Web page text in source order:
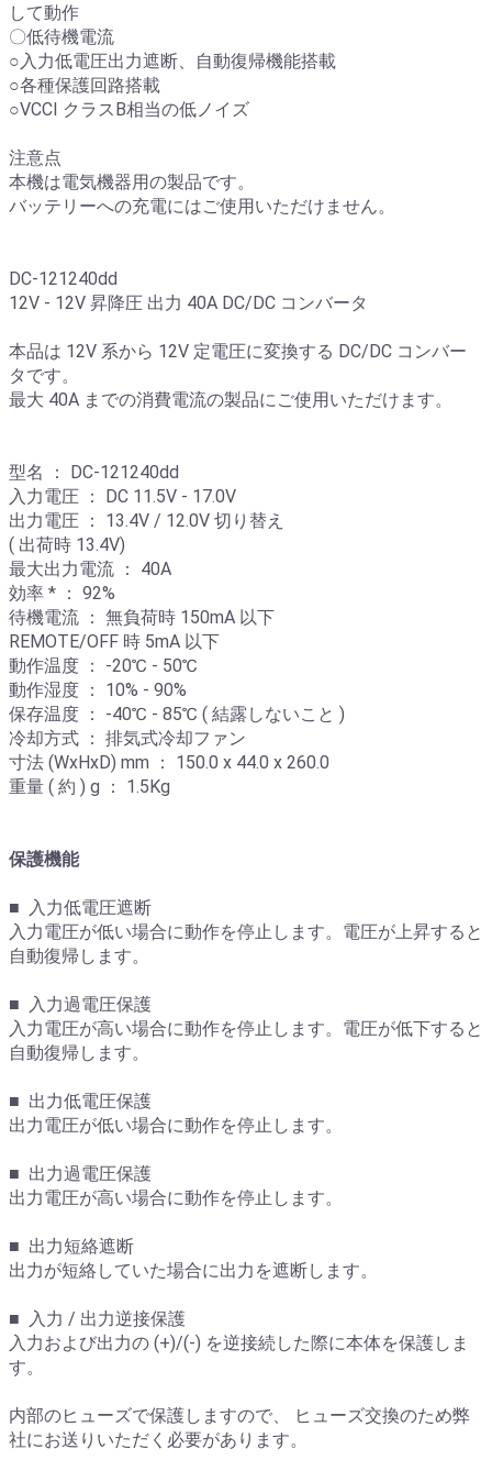
して動作
〇低待機電流
○入力低電圧出力遮断、自動復帰機能搭載
○各種保護回路搭載
○VCCI クラスB相当の低ノイズ
注意点
本機は電気機器用の製品です。
バッテリーへの充電にはご使用いただけません。
DC-121240dd
12V - 12V 昇降圧 出力 40A DC/DC コンバータ
本品は 12V 系から 12V 定電圧に変換する DC/DC コンバー
タです。
最大 40A までの消費電流の製品にご使用いただけます。
型名 ： DC-121240dd
入力電圧 ： DC 11.5V - 17.0V
出力電圧 ： 13.4V / 12.0V 切り替え
( 出荷時 13.4V)
最大出力電流 ： 40A
効率 * ： 92%
待機電流 ： 無負荷時 150mA 以下
REMOTE/OFF 時 5mA 以下
動作温度 ： -20℃ - 50℃
動作湿度 ： 10% - 90%
保存温度 ： -40℃ - 85℃ ( 結露しないこと )
冷却方式 ： 排気式冷却ファン
寸法 (WxHxD) mm ： 150.0 x 44.0 x 260.0
重量 ( 約 ) g ： 1.5Kg
保護機能
■ 入力低電圧遮断
入力電圧が低い場合に動作を停止します。電圧が上昇すると
自動復帰します。
■ 入力過電圧保護
入力電圧が高い場合に動作を停止します。電圧が低下すると
自動復帰します。
■ 出力低電圧保護
出力電圧が低い場合に動作を停止します。
■ 出力過電圧保護
出力電圧が高い場合に動作を停止します。
■ 出力短絡遮断
出力が短絡していた場合に出力を遮断します。
■ 入力 / 出力逆接保護
入力および出力の (+)/(-) を逆接続した際に本体を保護しま
す。
内部のヒューズで保護しますので、 ヒューズ交換のため弊
社にお送りいただく必要があります。